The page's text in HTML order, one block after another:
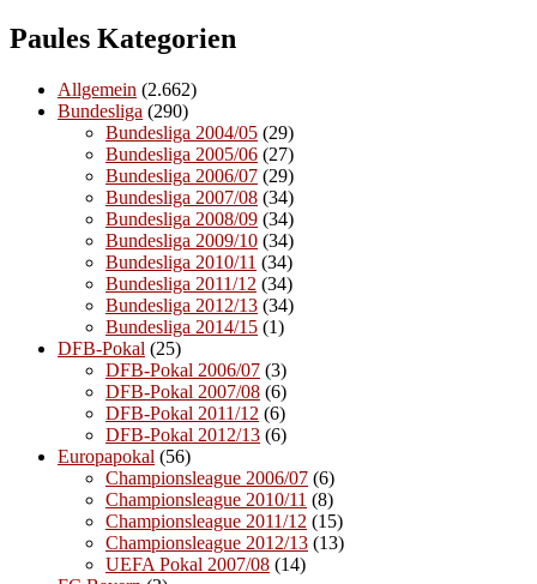
Paules Kategorien
Allgemein (2.662)
Bundesliga (290)
Bundesliga 2004/05 (29)
Bundesliga 2005/06 (27)
Bundesliga 2006/07 (29)
Bundesliga 2007/08 (34)
Bundesliga 2008/09 (34)
Bundesliga 2009/10 (34)
Bundesliga 2010/11 (34)
Bundesliga 2011/12 (34)
Bundesliga 2012/13 (34)
Bundesliga 2014/15 (1)
DFB-Pokal (25)
DFB-Pokal 2006/07 (3)
DFB-Pokal 2007/08 (6)
DFB-Pokal 2011/12 (6)
DFB-Pokal 2012/13 (6)
Europapokal (56)
Championsleague 2006/07 (6)
Championsleague 2010/11 (8)
Championsleague 2011/12 (15)
Championsleague 2012/13 (13)
UEFA Pokal 2007/08 (14)